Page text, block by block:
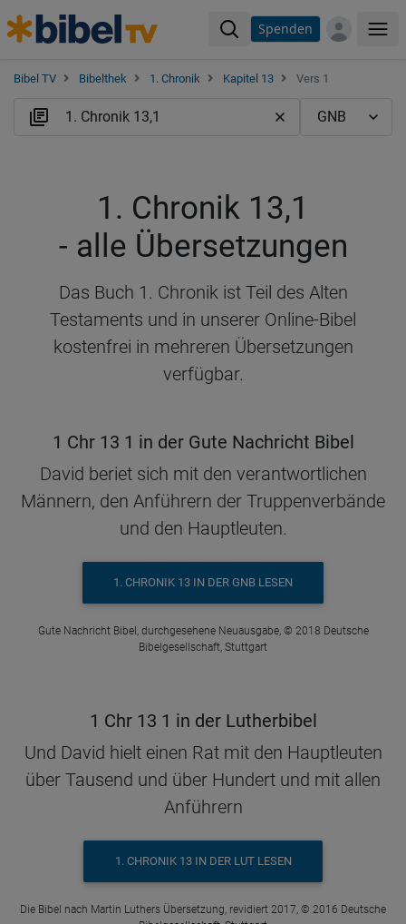
Spenden
Bibel TV Bibelthek 1. Chronik Kapitel 13 Vers 1
1. Chronik 13,1
- alle Übersetzungen
Das Buch 1. Chronik ist Teil des Alten
Testaments und in unserer Online-Bibel
kostenfrei in mehreren Übersetzungen
verfügbar.
1 Chr 13 1 in der Gute Nachricht Bibel
David beriet sich mit den verantwortlichen
Männern, den Anführern der Truppenverbände
und den Hauptleuten.
1. CHRONIK 13 IN DER GNB LESEN
Gute Nachricht Bibel, durchgesehene Neuausgabe, © 2018 Deutsche
Bibelgesellschaft, Stuttgart
1 Chr 13 1 in der Lutherbibel
Und David hielt einen Rat mit den Hauptleuten
über Tausend und über Hundert und mit allen
Anführern
1. CHRONIK 13 IN DER LUT LESEN
Die Bibel nach Martin Luthers Übersetzung, revidiert 2017, © 2016 Deutsche